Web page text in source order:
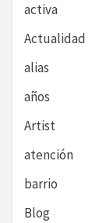
activa
Actualidad
alias
años
Artist
atención
barrio
Blog